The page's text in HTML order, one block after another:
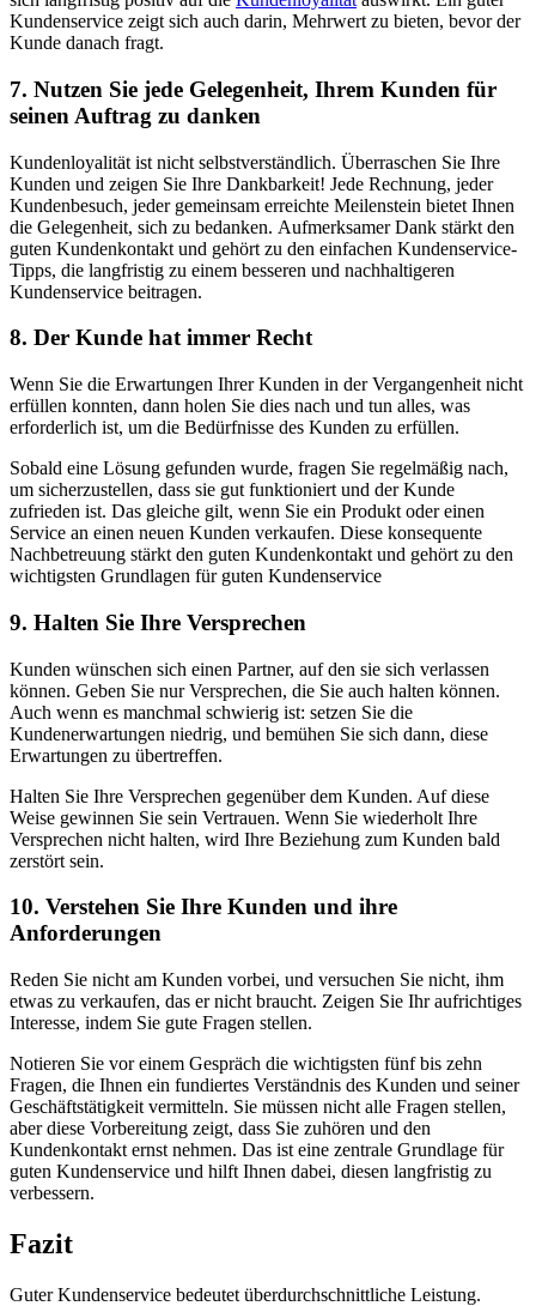
Kundenservice zeigt sich auch darin, Mehrwert zu bieten, bevor der
Kunde danach fragt.
7. Nutzen Sie jede Gelegenheit, Ihrem Kunden für
seinen Auftrag zu danken
Kundenloyalität ist nicht selbstverständlich. Überraschen Sie Ihre
Kunden und zeigen Sie Ihre Dankbarkeit! Jede Rechnung, jeder
Kundenbesuch, jeder gemeinsam erreichte Meilenstein bietet Ihnen
die Gelegenheit, sich zu bedanken. Aufmerksamer Dank stärkt den
guten Kundenkontakt und gehört zu den einfachen Kundenservice-
Tipps, die langfristig zu einem besseren und nachhaltigeren
Kundenservice beitragen.
8. Der Kunde hat immer Recht
Wenn Sie die Erwartungen Ihrer Kunden in der Vergangenheit nicht
erfüllen konnten, dann holen Sie dies nach und tun alles, was
erforderlich ist, um die Bedürfnisse des Kunden zu erfüllen.
Sobald eine Lösung gefunden wurde, fragen Sie regelmäßig nach,
um sicherzustellen, dass sie gut funktioniert und der Kunde
zufrieden ist. Das gleiche gilt, wenn Sie ein Produkt oder einen
Service an einen neuen Kunden verkaufen. Diese konsequente
Nachbetreuung stärkt den guten Kundenkontakt und gehört zu den
wichtigsten Grundlagen für guten Kundenservice
9. Halten Sie Ihre Versprechen
Kunden wünschen sich einen Partner, auf den sie sich verlassen
können. Geben Sie nur Versprechen, die Sie auch halten können.
Auch wenn es manchmal schwierig ist: setzen Sie die
Kundenerwartungen niedrig, und bemühen Sie sich dann, diese
Erwartungen zu übertreffen.
Halten Sie Ihre Versprechen gegenüber dem Kunden. Auf diese
Weise gewinnen Sie sein Vertrauen. Wenn Sie wiederholt Ihre
Versprechen nicht halten, wird Ihre Beziehung zum Kunden bald
zerstört sein.
10. Verstehen Sie Ihre Kunden und ihre
Anforderungen
Reden Sie nicht am Kunden vorbei, und versuchen Sie nicht, ihm
etwas zu verkaufen, das er nicht braucht. Zeigen Sie Ihr aufrichtiges
Interesse, indem Sie gute Fragen stellen.
Notieren Sie vor einem Gespräch die wichtigsten fünf bis zehn
Fragen, die Ihnen ein fundiertes Verständnis des Kunden und seiner
Geschäftstätigkeit vermitteln. Sie müssen nicht alle Fragen stellen,
aber diese Vorbereitung zeigt, dass Sie zuhören und den
Kundenkontakt ernst nehmen. Das ist eine zentrale Grundlage für
guten Kundenservice und hilft Ihnen dabei, diesen langfristig zu
verbessern.
Fazit
Guter Kundenservice bedeutet überdurchschnittliche Leistung.